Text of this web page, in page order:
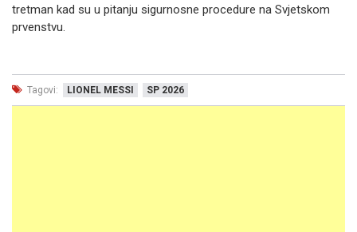
tretman kad su u pitanju sigurnosne procedure na Svjetskom
prvenstvu.
Tagovi: LIONEL MESSI SP 2026